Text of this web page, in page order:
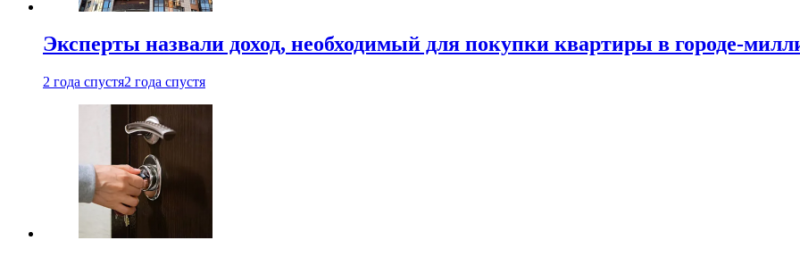
Эксперты назвали доход, необходимый для покупки квартиры в городе-
2 года спустя2 года спустя